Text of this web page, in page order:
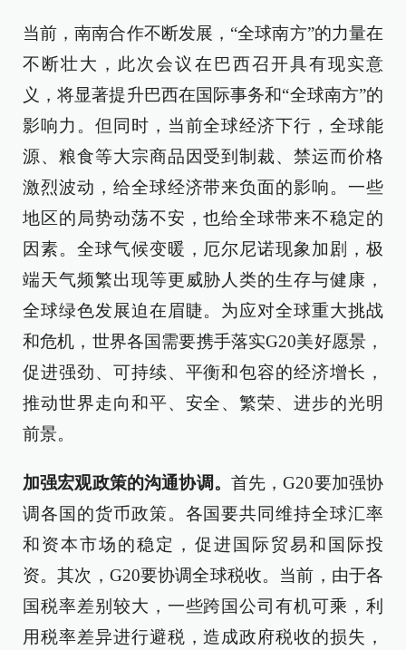
当前，南南合作不断发展，“全球南方”的力量在
不断壮大，此次会议在巴西召开具有现实意
义，将显著提升巴西在国际事务和“全球南方”的
影响力。但同时，当前全球经济下行，全球能
源、粮食等大宗商品因受到制裁、禁运而价格
激烈波动，给全球经济带来负面的影响。一些
地区的局势动荡不安，也给全球带来不稳定的
因素。全球气候变暖，厄尔尼诺现象加剧，极
端天气频繁出现等更威胁人类的生存与健康，
全球绿色发展迫在眉睫。为应对全球重大挑战
和危机，世界各国需要携手落实G20美好愿景，
促进强劲、可持续、平衡和包容的经济增长，
推动世界走向和平、安全、繁荣、进步的光明
前景。
加强宏观政策的沟通协调。 首先，G20要加强协
调各国的货币政策。各国要共同维持全球汇率
和资本市场的稳定，促进国际贸易和国际投
资。其次，G20要协调全球税收。当前，由于各
国税率差别较大，一些跨国公司有机可乘，利
用税率差异进行避税，造成政府税收的损失，